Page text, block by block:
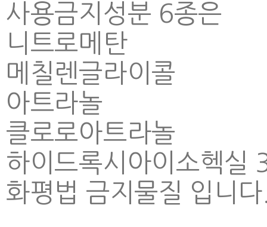
사용금지성분 6종은
니트로메탄
메칠렌글라이콜
아트라놀
클로로아트라놀
하이드록시아이소헥실
화평법 금지물질 입니